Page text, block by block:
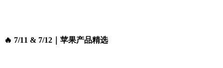
🔥 7/11 & 7/12｜苹果产品精选